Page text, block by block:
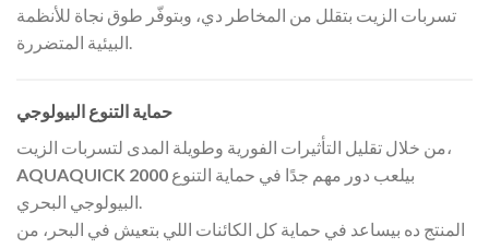
تسربات الزيت بتقلل من المخاطر دي، وبتوفّر طوق نجاة للأنظمة
البيئية المتضررة.
حماية التنوع البيولوجي
من خلال تقليل التأثيرات الفورية وطويلة المدى لتسربات الزيت،
AQUAQUICK 2000
البيولوجي البحري.
المنتج ده بيساعد في حماية كل الكائنات اللي بتعيش في البحر، من